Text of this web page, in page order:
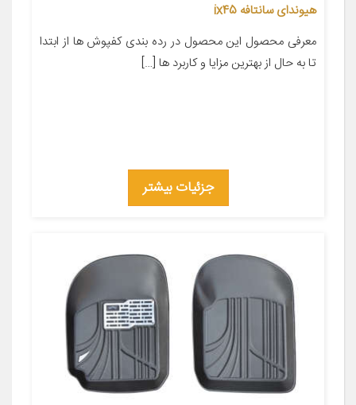
هیوندای سانتافه ix45
معرفی محصول این محصول در رده بندی کفپوش ها از ابتدا
تا به حال از بهترین مزایا و کاربرد ها […]
جزئیات بیشتر